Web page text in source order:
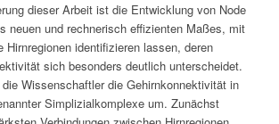
dieser Arbeit ist die Entwicklung von Node
neuen und rechnerisch effizienten Maßes, mit
Hirnregionen identifizieren lassen, deren
sich besonders deutlich unterscheidet.
die Wissenschaftler die Gehirnkonnektivität in
Simplizialkomplexe um. Zunächst